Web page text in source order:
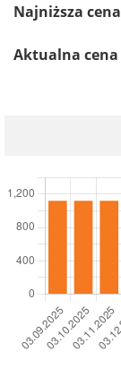
Najniższa cena
Aktualna cena